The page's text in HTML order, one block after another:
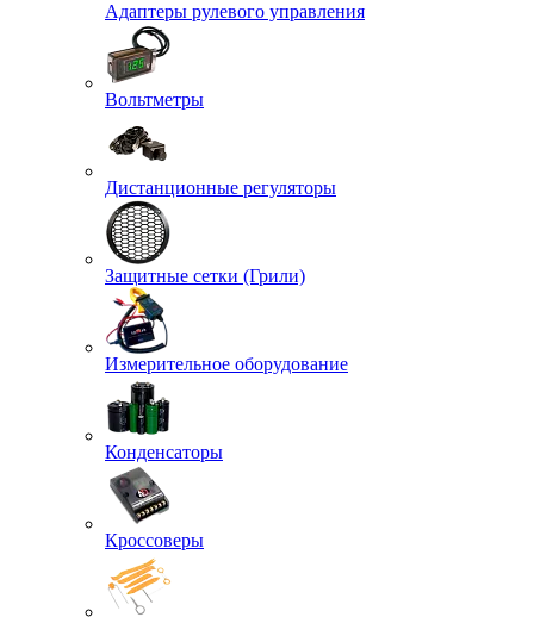
Адаптеры рулевого управления
Вольтметры
Дистанционные регуляторы
Защитные сетки (Грили)
Измерительное оборудование
Конденсаторы
Кроссоверы